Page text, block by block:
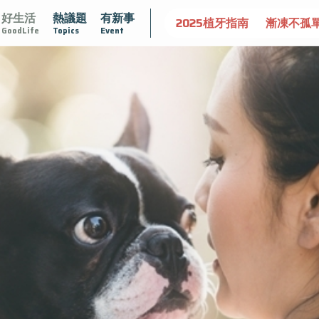
好生活
GoodLife
熱議題
Topics
有新事
Event
達文西手術專欄 2025植牙指南 漸凍不孤單 愛不沾黏